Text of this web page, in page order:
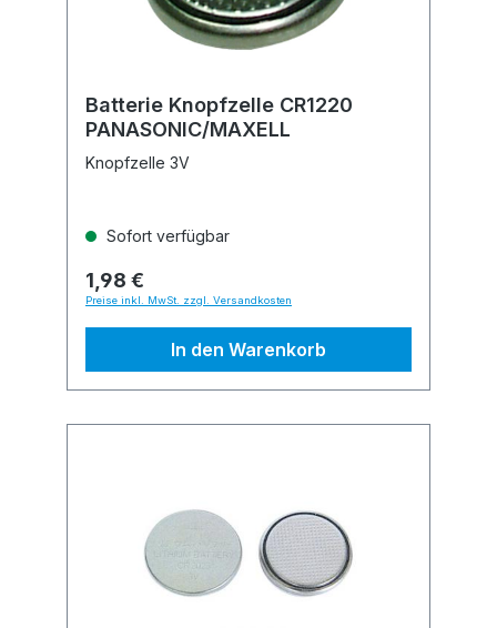
Batterie Knopfzelle CR1220
PANASONIC/MAXELL
Knopfzelle 3V
Sofort verfügbar
1,98 €
Preise inkl. MwSt. zzgl. Versandkosten
In den Warenkorb